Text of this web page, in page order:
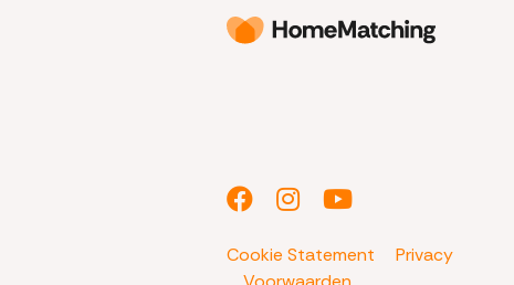
Cookie Statement
Privacy